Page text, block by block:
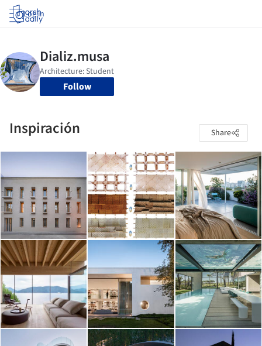
Log in
Follow
Inspiración Share